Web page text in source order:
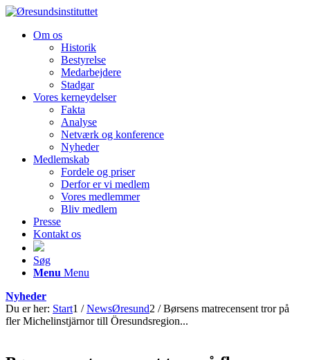
Om os
Historik
Bestyrelse
Medarbejdere
Stadgar
Vores kerneydelser
Fakta
Analyse
Netværk og konference
Nyheder
Medlemskab
Fordele og priser
Derfor er vi medlem
Vores medlemmer
Bliv medlem
Presse
Kontakt os
Søg
Menu Menu
Nyheder
Du er her: Start1 / NewsØresund2 / Børsens matrecensent tror på
fler Michelinstjärnor till Öresundsregion...